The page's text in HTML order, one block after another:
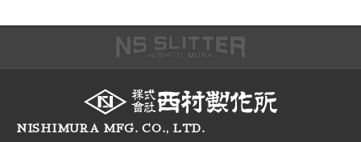
NISHIMURA MFG. CO., LTD.